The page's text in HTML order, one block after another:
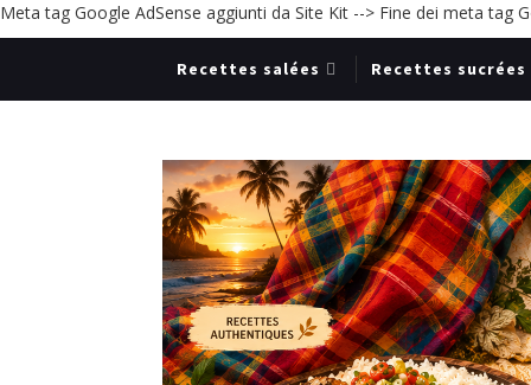
Meta tag Google AdSense aggiunti da Site Kit --> Fine dei meta tag
Recettes salées Recettes sucrées